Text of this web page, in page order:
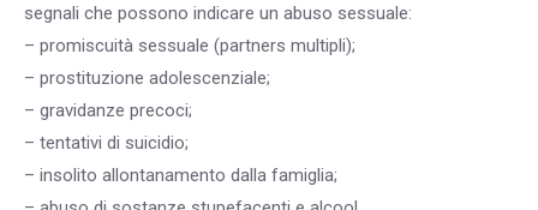
segnali che possono indicare un abuso sessuale:
– promiscuità sessuale (partners multipli);
– prostituzione adolescenziale;
– gravidanze precoci;
– tentativi di suicidio;
– insolito allontanamento dalla famiglia;